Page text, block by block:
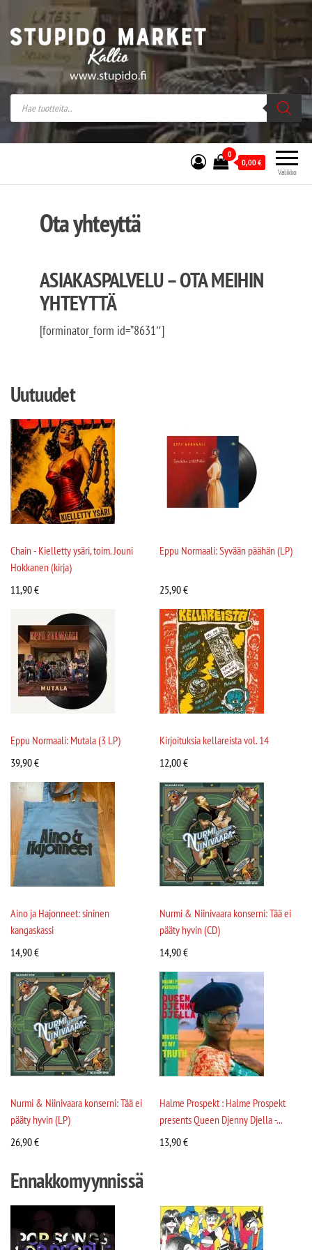
Stupido Market – verkossa ja kivijalassa
Stupido Market on vaihtoehtomusaan
erikoistunut verkko- sekä
kivijalkakauppa Helsingissä Kallion
sydämessä.
Valikko
0
0,00€
Ota yhteyttä
ASIAKASPALVELU – OTA MEIHIN
YHTEYTTÄ
[forminator_form id=”8631″]
Uutuudet
Chain - Kielletty ysäri, toim. Jouni
Hokkanen (kirja)
11,90€
Eppu Normaali: Syvään päähän (LP)
25,90€
Eppu Normaali: Mutala (3 LP)
39,90€
Kirjoituksia kellareista vol. 14
12,00€
Aino ja Hajonneet: sininen
kangaskassi
14,90€
Nurmi & Niinivaara konserni: Tää ei
pääty hyvin (CD)
14,90€
Nurmi & Niinivaara konserni: Tää ei
pääty hyvin (LP)
26,90€
Halme Prospekt : Halme Prospekt
presents Queen Djenny Djella -...
13,90€
Ennakkomyynnissä